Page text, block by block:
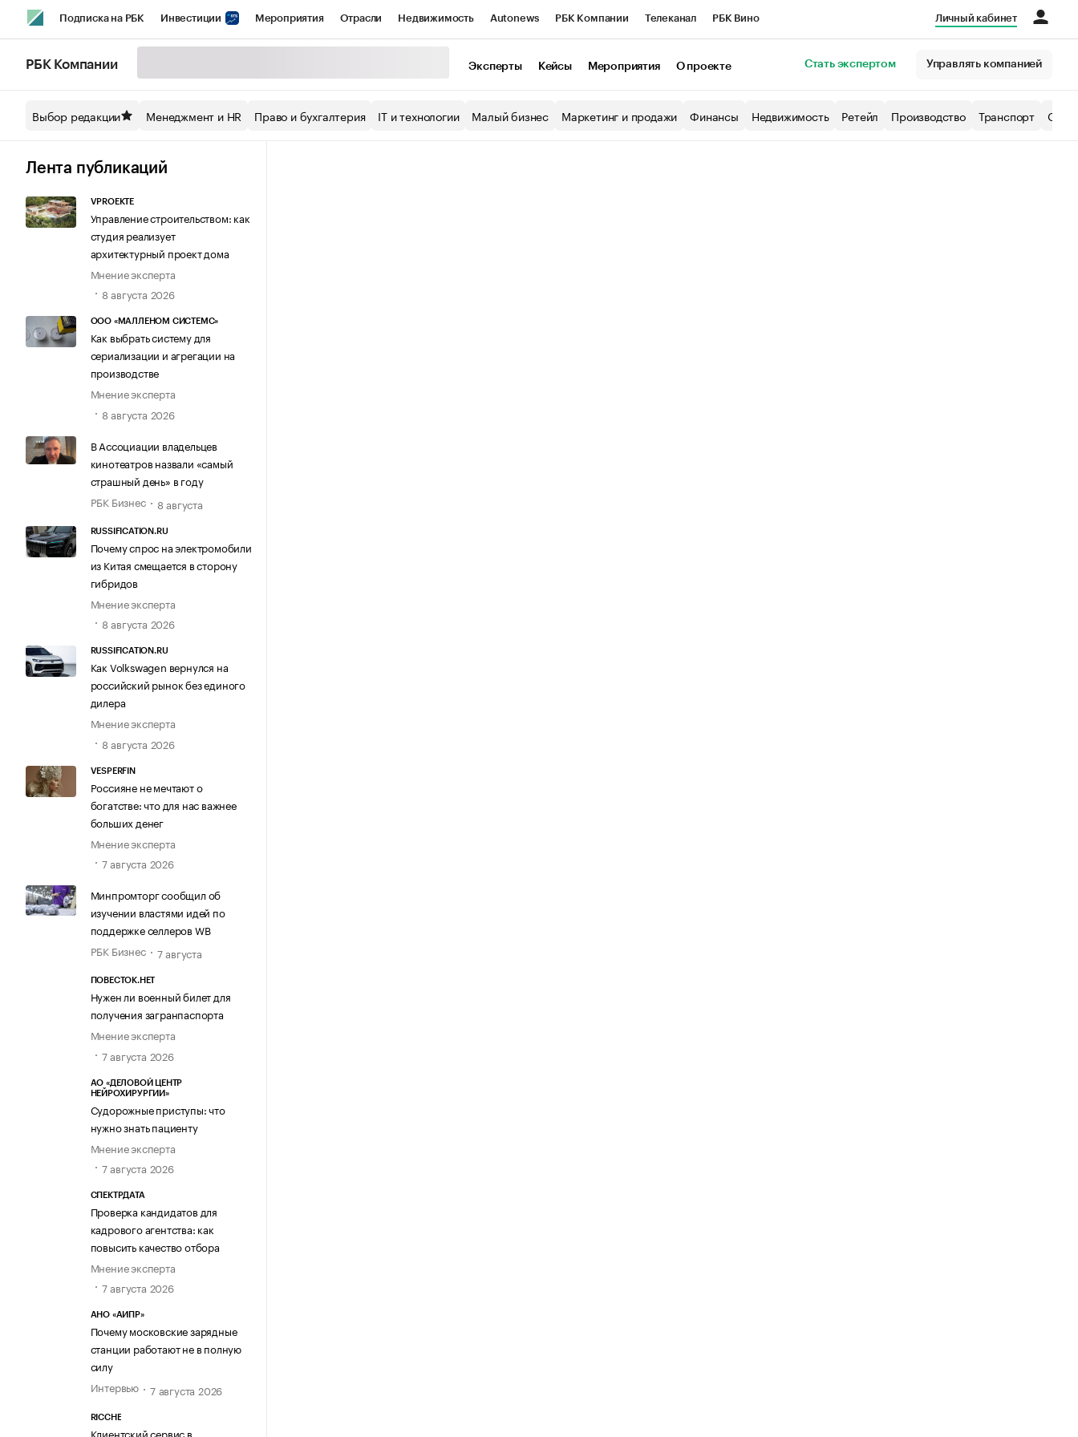
Подписка на РБК Инвестиции Мероприятия Отрасли Недвижимость Autonews РБК Компании Телеканал РБК Вино
Спецпроекты СПб Конференции СПб Спецпроекты Экономика Бизнес
Технологии и медиа
Личный кабинет
РБК Компании Эксперты Кейсы Мероприятия О проекте Стать экспертом Управлять компанией
Выбор редакции Менеджмент и HR Право и бухгалтерия IT и технологии Малый бизнес Маркетинг и продажи Финансы Недвижимость Ретейл Производство Транспорт
Лента публикаций
VPROEKTE
Управление строительством: как
студия реализует
архитектурный проект дома
Мнение эксперта
8 августа 2026
ООО «МАЛЛЕНОМ СИСТЕМС»
Как выбрать систему для
сериализации и агрегации на
производстве
Мнение эксперта
8 августа 2026
В Ассоциации владельцев
кинотеатров назвали «самый
страшный день» в году
РБК Бизнес
8 августа
RUSSIFICATION.RU
Почему спрос на электромобили
из Китая смещается в сторону
гибридов
Мнение эксперта
8 августа 2026
RUSSIFICATION.RU
Как Volkswagen вернулся на
российский рынок без единого
дилера
Мнение эксперта
8 августа 2026
VESPERFIN
Россияне не мечтают о
богатстве: что для нас важнее
больших денег
Мнение эксперта
7 августа 2026
Минпромторг сообщил об
изучении властями идей по
поддержке селлеров WB
РБК Бизнес
7 августа
ПОВЕСТОК.НЕТ
Нужен ли военный билет для
получения загранпаспорта
Мнение эксперта
7 августа 2026
АО «ДЕЛОВОЙ ЦЕНТР
НЕЙРОХИРУРГИИ»
Судорожные приступы: что
нужно знать пациенту
Мнение эксперта
7 августа 2026
СПЕКТРДАТА
Проверка кандидатов для
кадрового агентства: как
повысить качество отбора
Мнение эксперта
7 августа 2026
АНО «АИПР»
Почему московские зарядные
станции работают не в полную
силу
Интервью
7 августа 2026
RICCHE
Клиентский сервис в